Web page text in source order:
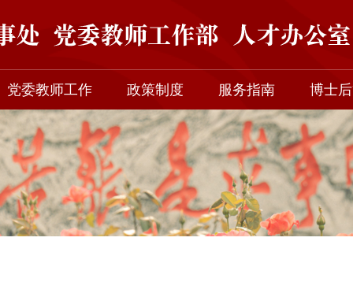
党委教师工作 政策制度 服务指南 博士